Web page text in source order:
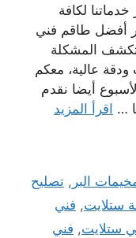
لكافة
أفضل طاقم فني
المشكلة
عالية، معكم
الأسبوع أيضا نقدم
… اقرأ المزيد
البر ,تصليح
ستلايت, فني
ستلايت, فني